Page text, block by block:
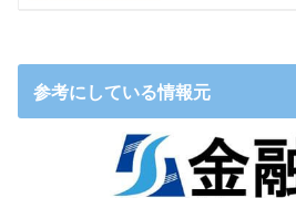
参考にしている情報元